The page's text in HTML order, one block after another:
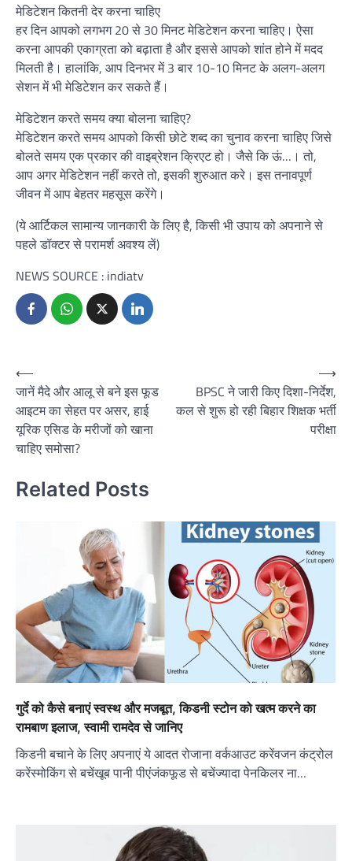
मेडिटेशन कितनी देर करना चाहिए
हर दिन आपको लगभग 20 से 30 मिनट मेडिटेशन करना चाहिए। ऐसा
करना आपकी एकाग्रता को बढ़ाता है और इससे आपको शांत होने में मदद
मिलती है। हालांकि, आप दिनभर में 3 बार 10-10 मिनट के अलग-अलग
सेशन में भी मेडिटेशन कर सकते हैं।
मेडिटेशन करते समय क्या बोलना चाहिए?
मेडिटेशन करते समय आपको किसी छोटे शब्द का चुनाव करना चाहिए जिसे
बोलते समय एक प्रकार की वाइब्रेशन क्रिएट हो। जैसे कि ऊं…। तो,
आप अगर मेडिटेशन नहीं करते तो, इसकी शुरुआत करे। इस तनावपूर्ण
जीवन में आप बेहतर महसूस करेंगे।
(ये आर्टिकल सामान्य जानकारी के लिए है, किसी भी उपाय को अपनाने से
पहले डॉक्टर से परामर्श अवश्य लें)
NEWS SOURCE : indiatv
Post
navigation
⟵
जानें मैदे और आलू से बने इस फूड
आइटम का सेहत पर असर, हाई
यूरिक एसिड के मरीजों को खाना
चाहिए समोसा?
BPSC ने जारी किए दिशा-निर्देश,
कल से शुरू हो रही बिहार शिक्षक भर्ती
परीक्षा
⟶
Related Posts
गुर्दे को कैसे बनाएं स्वस्थ और मजबूत, किडनी स्टोन को खत्म करने का
रामबाण इलाज, स्वामी रामदेव से जानिए
किडनी बचाने के लिए अपनाएं ये आदत रोजाना वर्कआउट करेंवजन कंट्रोल
करेंस्मोकिंग से बचेंखूब पानी पीएंजंकफूड से बचेंज्यादा पेनकिलर ना…